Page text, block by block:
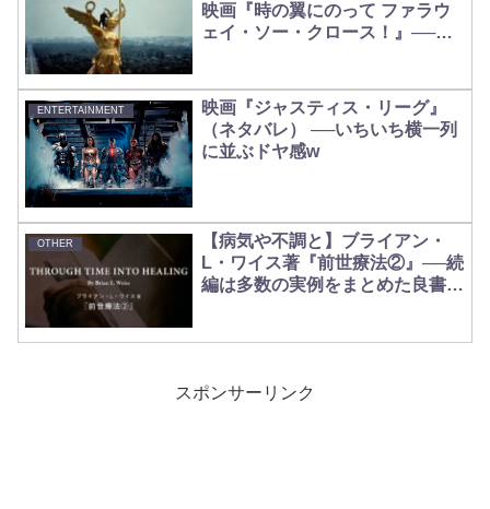
映画『時の翼にのって ファラウ
ェイ・ソー・クロース！』──あ
ENTERTAINMENT
映画『ジャスティス・リーグ』
（ネタバレ） ──いちいち横一列
に並ぶドヤ感w
OTHER
【病気や不調と】ブライアン・
L・ワイス著『前世療法②』──続
編は多数の実例をまとめた良書
スポンサーリンク